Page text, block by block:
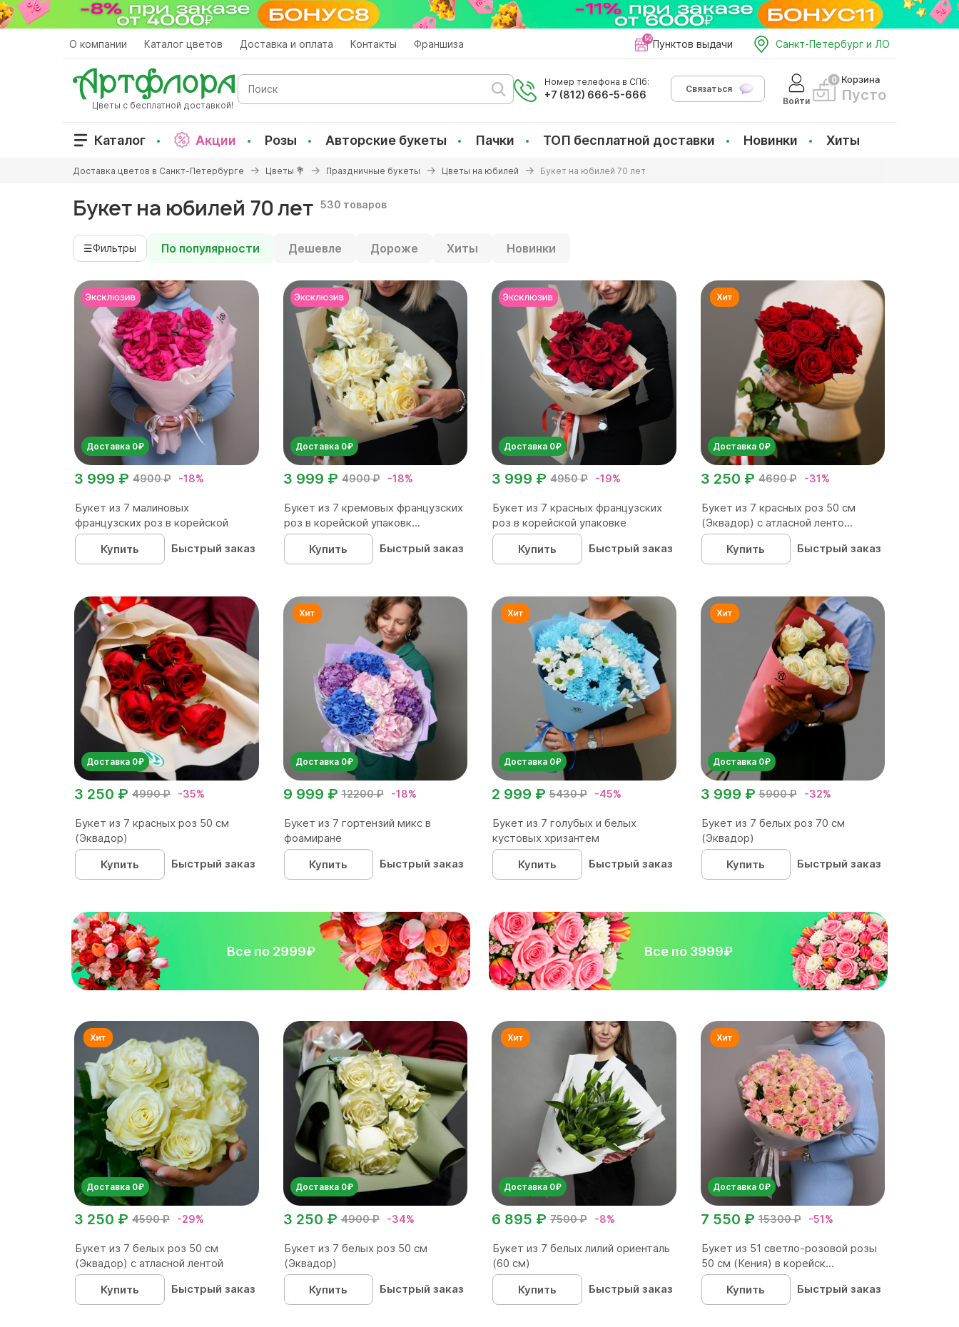
Перейти
к
О компании Каталог цветов Доставка и оплата Контакты Франшиза Пунктов выдачи Санкт-Петербург и ЛО
Цветы с бесплатной доставкой!
Поиск
Номер телефона в СПб:
+7 (812) 666-5-666
Связаться
Войти
Корзина
Пусто
Каталог Акции Розы Авторские букеты Пачки ТОП бесплатной доставки Новинки Хиты
здесь
Доставка цветов в Санкт-Петербурге Цветы 💐 Праздничные букеты Цветы на юбилей Букет на юбилей 70 лет
Букет на юбилей 70 лет 530 товаров
☰Фильтры По популярности Дешевле Дороже Хиты Новинки
Доставка 0₽
4900 ₽ -18%
3 999 ₽
Букет из 7 малиновых
французских роз в корейской
упаков...
Купить
Быстрый заказ
Доставка 0₽
4900 ₽ -18%
3 999 ₽
Букет из 7 кремовых французских
роз в корейской упаковк...
Купить
Быстрый заказ
Доставка 0₽
4950 ₽ -19%
3 999 ₽
Букет из 7 красных французских
роз в корейской упаковке
Купить
Быстрый заказ
Доставка 0₽
4690 ₽ -31%
3 250 ₽
Букет из 7 красных роз 50 см
(Эквадор) с атласной ленто...
Купить
Быстрый заказ
Доставка 0₽
4990 ₽ -35%
3 250 ₽
Букет из 7 красных роз 50 см
(Эквадор)
Купить
Быстрый заказ
Доставка 0₽
12200 ₽ -18%
9 999 ₽
Букет из 7 гортензий микс в
фоамиране
Купить
Быстрый заказ
Доставка 0₽
5430 ₽ -45%
2 999 ₽
Букет из 7 голубых и белых
кустовых хризантем
Купить
Быстрый заказ
Доставка 0₽
5900 ₽ -32%
3 999 ₽
Букет из 7 белых роз 70 см
(Эквадор)
Купить
Быстрый заказ
Все по 2999₽ Все по 3999₽
Доставка 0₽
4590 ₽ -29%
3 250 ₽
Букет из 7 белых роз 50 см
(Эквадор) с атласной лентой
Купить
Быстрый заказ
Доставка 0₽
4900 ₽ -34%
3 250 ₽
Букет из 7 белых роз 50 см
(Эквадор)
Купить
Быстрый заказ
Доставка 0₽
7500 ₽ -8%
6 895 ₽
Букет из 7 белых лилий ориенталь
(60 см)
Купить
Быстрый заказ
Доставка 0₽
15300 ₽ -51%
7 550 ₽
Букет из 51 светло-розовой розы
50 см (Кения) в корейск...
Купить
Быстрый заказ